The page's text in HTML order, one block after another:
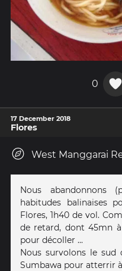
0
17 December 2018
Flores
West Manggarai
Nous abandonnons
habitudes balinaises
Flores, 1h40 de vol.
de retard, dont 45mn
pour décoller ...
Nous survolons le sud
Sumbawa pour atterrir